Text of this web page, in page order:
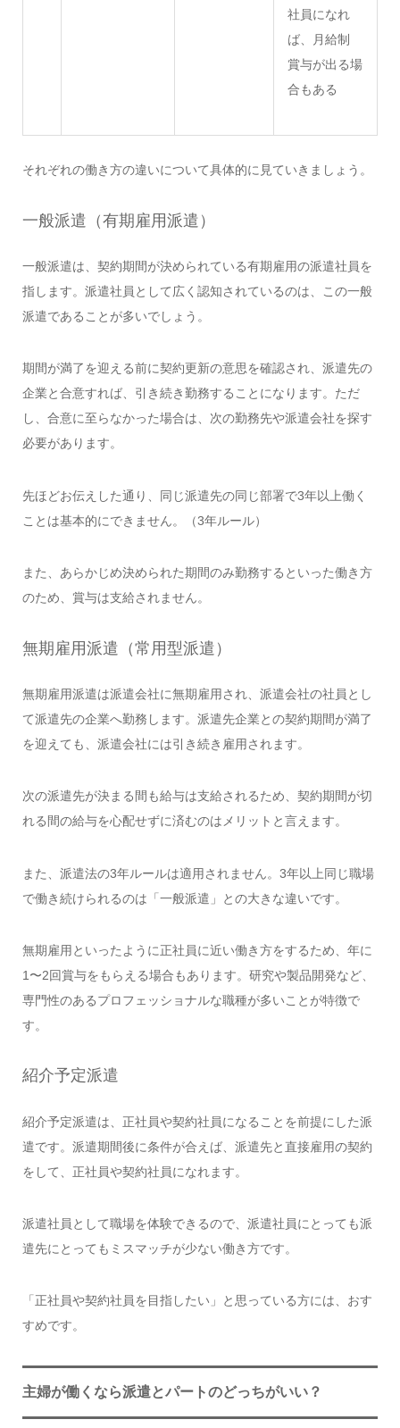
社員になれ
ば、月給制
賞与が出る場
合もある
それぞれの働き方の違いについて具体的に見ていきましょう。
一般派遣（有期雇用派遣）
一般派遣は、契約期間が決められている有期雇用の派遣社員を
指します。派遣社員として広く認知されているのは、この一般
派遣であることが多いでしょう。
期間が満了を迎える前に契約更新の意思を確認され、派遣先の
企業と合意すれば、引き続き勤務することになります。ただ
し、合意に至らなかった場合は、次の勤務先や派遣会社を探す
必要があります。
先ほどお伝えした通り、同じ派遣先の同じ部署で3年以上働く
ことは基本的にできません。（3年ルール）
また、あらかじめ決められた期間のみ勤務するといった働き方
のため、賞与は支給されません。
無期雇用派遣（常用型派遣）
無期雇用派遣は派遣会社に無期雇用され、派遣会社の社員とし
て派遣先の企業へ勤務します。派遣先企業との契約期間が満了
を迎えても、派遣会社には引き続き雇用されます。
次の派遣先が決まる間も給与は支給されるため、契約期間が切
れる間の給与を心配せずに済むのはメリットと言えます。
また、派遣法の3年ルールは適用されません。3年以上同じ職場
で働き続けられるのは「一般派遣」との大きな違いです。
無期雇用といったように正社員に近い働き方をするため、年に
1〜2回賞与をもらえる場合もあります。研究や製品開発など、
専門性のあるプロフェッショナルな職種が多いことが特徴で
す。
紹介予定派遣
紹介予定派遣は、正社員や契約社員になることを前提にした派
遣です。派遣期間後に条件が合えば、派遣先と直接雇用の契約
をして、正社員や契約社員になれます。
派遣社員として職場を体験できるので、派遣社員にとっても派
遣先にとってもミスマッチが少ない働き方です。
「正社員や契約社員を目指したい」と思っている方には、おす
すめです。
主婦が働くなら派遣とパートのどっちがいい？